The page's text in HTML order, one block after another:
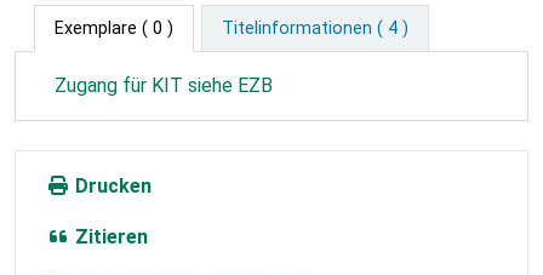
Exemplare ( 0 ) Titelinformationen ( 4 )
Zugang für KIT siehe EZB
Drucken
Zitieren